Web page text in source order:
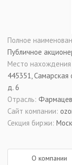
Полное
Публичное
Место
445351, Самарская
д. 6
Отрасль:
Сайт компании:
Секция биржи:
О компании